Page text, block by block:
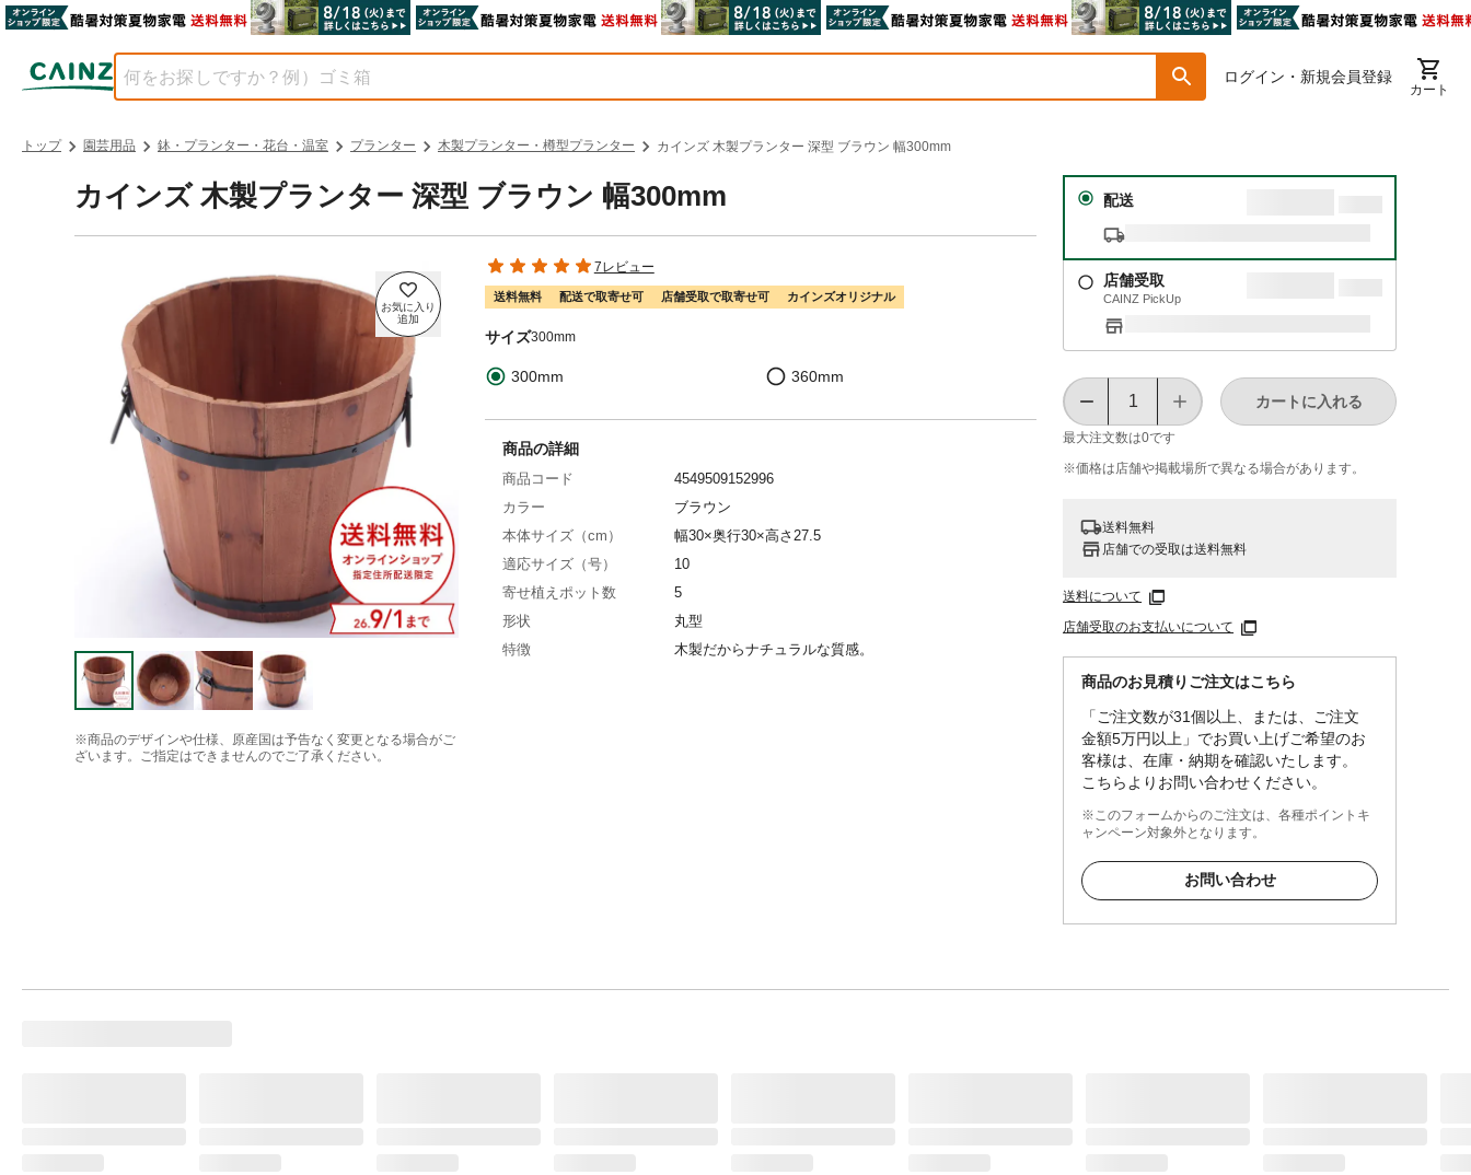
ログイン・新規会員登録
カート
トップ 園芸用品 鉢・プランター・花台・温室 プランター 木製プランター・樽型プランター カインズ 木製プランター 深型 ブラウン 幅300mm
カインズ 木製プランター 深型 ブラウン 幅300mm
※商品のデザインや仕様、原産国は予告なく変更となる場合がご
ざいます。ご指定はできませんのでご了承ください。
7レビュー
送料無料 配送で取寄せ可 店舗受取で取寄せ可 カインズオリジナル
サイズ300mm
300mm 360mm
配送
店舗受取
CAINZ PickUp
最大注文数は0です
カートに入れる
※価格は​店舗や​掲載場所で​異なる​場合が​あります。
送料無料
店舗での受取は送料無料
送料について
店舗受取のお支払いについて
商品のお見積りご注文はこちら
「ご注文数が31個以上、または、ご注文
金額5万円以上」でお買い上げご希望のお
客様は、在庫・納期を確認いたします。
こちらよりお問い合わせください。
※このフォームからのご注文は、各種ポイントキ
ャンペーン対象外となります。
お問い合わせ
商品の詳細
商品コード
4549509152996
カラー
ブラウン
本体サイズ（cm）
幅30×奥行30×高さ27.5
適応サイズ（号）
10
寄せ植えポット数
5
形状
丸型
特徴
木製だからナチュラルな質感。